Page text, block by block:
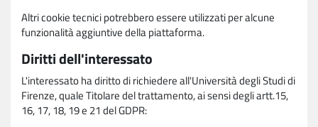
Altri cookie tecnici potrebbero essere utilizzati per alcune
funzionalità aggiuntive della piattaforma.
Diritti dell'interessato
L'interessato ha diritto di richiedere all'Università degli Studi di
Firenze, quale Titolare del trattamento, ai sensi degli artt.15,
16, 17, 18, 19 e 21 del GDPR: